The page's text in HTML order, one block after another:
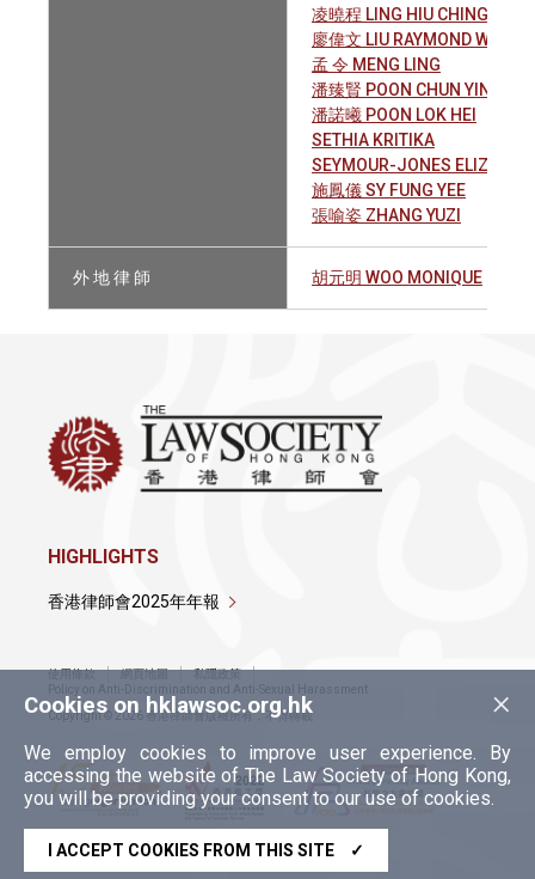
凌曉程 LING HIU CHING
廖偉文 LIU RAYMOND WAI-
孟 令 MENG LING
潘臻賢 POON CHUN YIN
潘諾曦 POON LOK HEI
SETHIA KRITIKA
SEYMOUR-JONES
施鳳儀 SY FUNG YEE
張喻姿 ZHANG YUZI
外 地 律 師 胡元明 WOO MONIQUE
×
Cookies on hklawsoc.org.hk
We employ cookies to improve user experience. By
accessing the website of The Law Society of Hong Kong,
you will be providing your consent to our use of cookies.
I ACCEPT COOKIES FROM THIS SITE ✓
HIGHLIGHTS
香港律師會2025年年報
使用條款 網頁地圖
私隱政策
Policy on Anti-Discrimination and Anti-Sexual Harassment
Copyright © 2026 香港律師會版權所有，不得轉載